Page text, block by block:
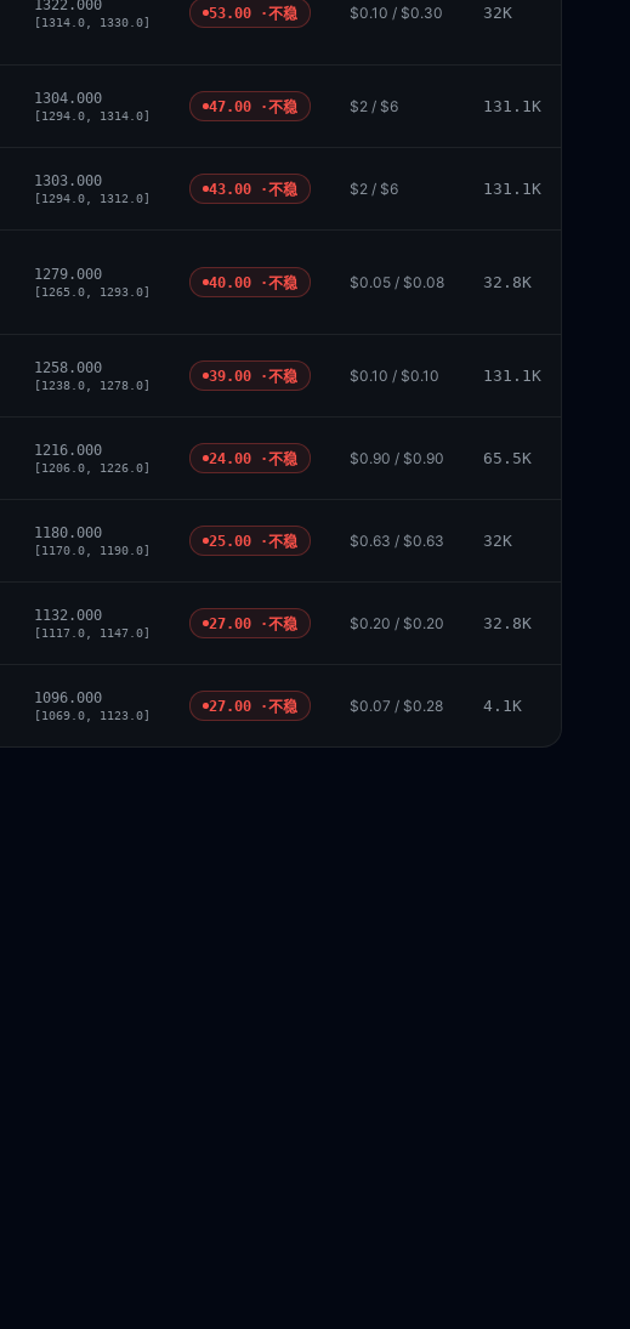
1322.000
[1314.0, 1330.0]
53.00 ·不稳 $0.10 / $0.30 32K
1304.000
[1294.0, 1314.0]
47.00 ·不稳 $2 / $6 131.1K
1303.000
[1294.0, 1312.0]
43.00 ·不稳 $2 / $6 131.1K
1279.000
[1265.0, 1293.0]
40.00 ·不稳 $0.05 / $0.08 32.8K
1258.000
[1238.0, 1278.0]
39.00 ·不稳 $0.10 / $0.10 131.1K
1216.000
[1206.0, 1226.0]
24.00 ·不稳 $0.90 / $0.90 65.5K
1180.000
[1170.0, 1190.0]
25.00 ·不稳 $0.63 / $0.63 32K
1132.000
[1117.0, 1147.0]
27.00 ·不稳 $0.20 / $0.20 32.8K
1096.000
[1069.0, 1123.0]
27.00 ·不稳 $0.07 / $0.28 4.1K